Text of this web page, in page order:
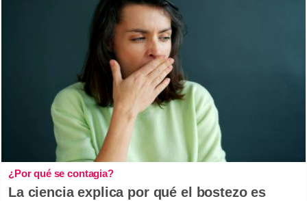
¿Por qué se contagia?
La ciencia explica por qué el bostezo es